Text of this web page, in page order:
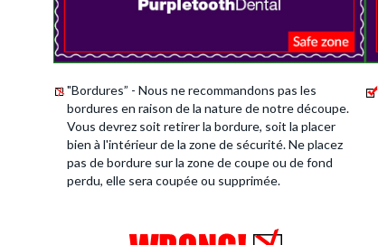
"Bordures” - Nous ne recommandons pas les
bordures en raison de la nature de notre découpe.
Vous devrez soit retirer la bordure, soit la placer
bien à l'intérieur de la zone de sécurité. Ne placez
pas de bordure sur la zone de coupe ou de fond
perdu, elle sera coupée ou supprimée.